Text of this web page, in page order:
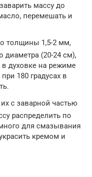
массу до
перемешать и
толщины 1,5-2 мм,
диаметра (20-24 см),
духовке на режиме
180 градусах в
с заварной частью
распределить по
для смазывания
кремом и